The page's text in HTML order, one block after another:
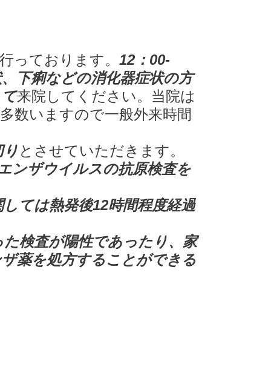
っております。 12：00-
下痢などの消化器症状の方
来院してください。当院は
数いますので一般外来時間
とさせていただきます。
ンザウイルスの抗原検査を
ては熱発後12時間程度経過
検査が陽性であったり、家
薬を処方することができる